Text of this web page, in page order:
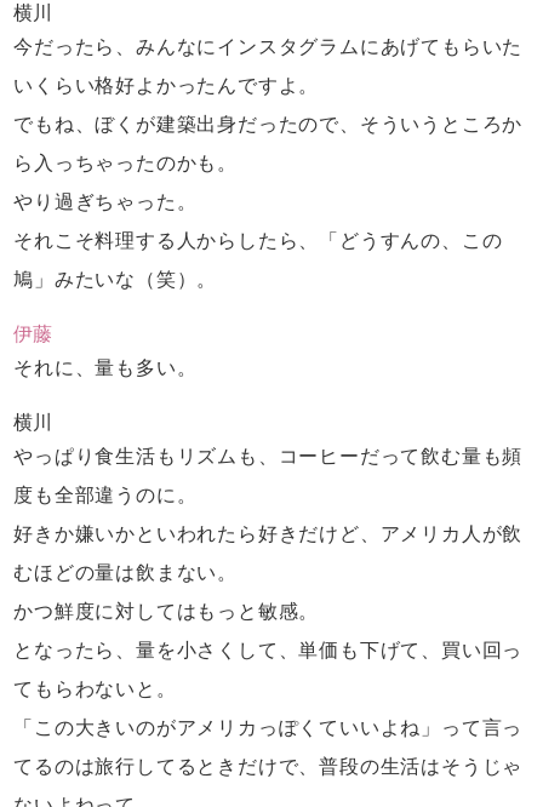
横川
今だったら、みんなに インスタグラムにあげてもらいた
いくらい格好よかったんですよ。
でもね、ぼくが建築出身だったので、 そういうところか
ら入っちゃったのかも。
やり過ぎちゃった。
それこそ料理する人からしたら、
「どうすんの、この
鳩」みたいな（笑）。
伊藤
それに、量も多い。
横川
やっぱり食生活もリズムも、
コーヒーだって飲む量も頻
度も全部違うのに。
好きか嫌いかといわれたら好きだけど、 アメリカ人が飲
むほどの量は飲まない。
かつ鮮度に対してはもっと敏感。
となったら、量を小さくして、単価も下げて、買い回っ
てもらわないと。
「この大きいのがアメリカっぽくていいよね」
って言っ
てるのは旅行してるときだけで、普段の生活はそうじゃ